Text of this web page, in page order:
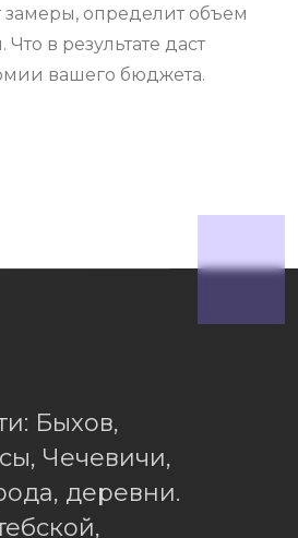
замеры, определит объем
в результате даст
вашего бюджета.
Быхов,
Чечевичи,
деревни.